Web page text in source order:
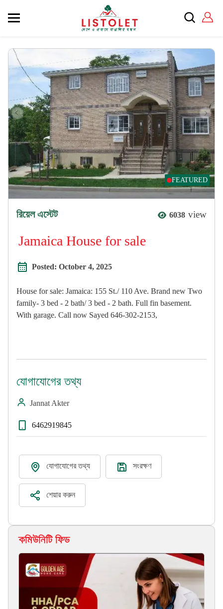
FEATURED
রিয়েল এস্টেট 6038 view
Jamaica House for sale
Posted: October 4, 2025
House for sale: Jamaica: 155 St./ 110 Ave. Brand new Two
family- 3 bed - 2 bath/ 3 bed - 2 bath. Full fin basement.
With garage. Call now Sayed 646-302-2153,
যোগাযোগের তথ্য
Jannat Akter
6462919845
যোগাযোগের তথ্য সংরক্ষণ
শেয়ার করুন
কমিউনিটি ফিড